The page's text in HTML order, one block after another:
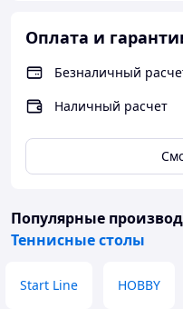
половинывертикально
поверхность стола
тёмной окраски. Вдоль
идти разметка —белая
использовании стола
мм, перпендикулярная
Оплата и
Безналичный
Наличный расчет
Популярные
Теннисные столы
Start Line HOBBY